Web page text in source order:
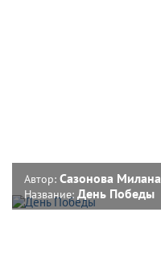
Автор: Сазонова Милана
Название: День Победы